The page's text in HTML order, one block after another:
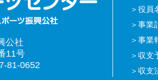
公社
11号
81-0652
役員
事業
事業
収支
収支